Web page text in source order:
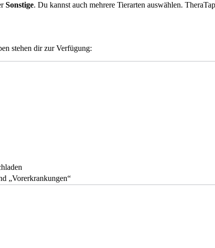
Sonstige. Du kannst auch mehrere Tierarten auswählen.
stehen dir zur Verfügung:
„Vorerkrankungen“